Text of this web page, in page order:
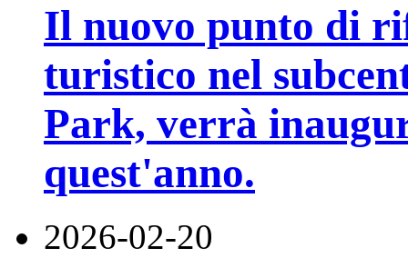
Il nuovo punto di
turistico nel
Park, verrà
quest'anno.
2026-02-20